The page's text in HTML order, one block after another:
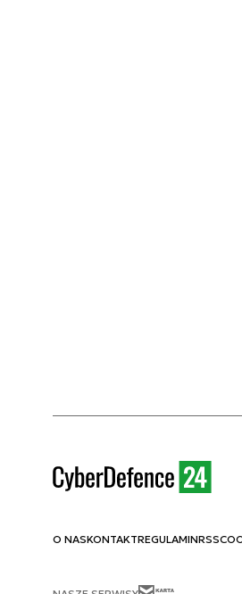
O NASKONTAKTREGULAMINRSS